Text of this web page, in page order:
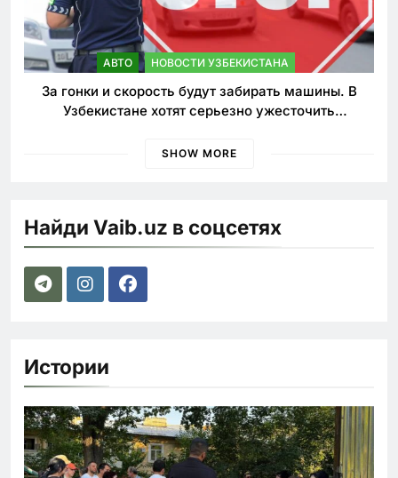
АВТО НОВОСТИ УЗБЕКИСТАНА
За гонки и скорость будут забирать машины. В
Узбекистане хотят серьезно ужесточить
SHOW MORE
Найди Vaib.uz в соцсетях
Истории